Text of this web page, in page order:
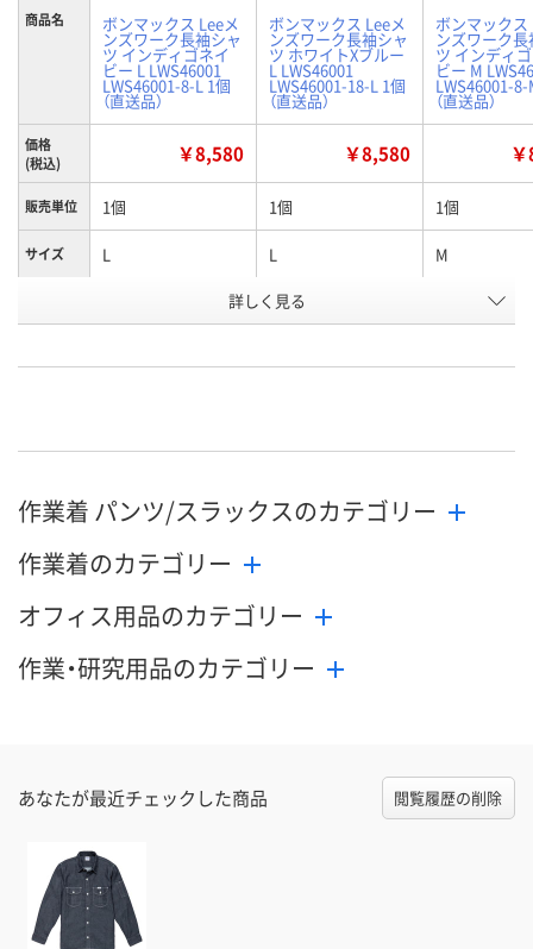
商品名 ボンマックス Leeメ
ンズワーク長袖シャ
ツ インディゴネイ
ビー L LWS46001
LWS46001-8-L 1個
（直送品）
ボンマックス Leeメ
ンズワーク長袖シャ
ツ ホワイトXブルー
L LWS46001
LWS46001-18-L 1個
（直送品）
ボンマックス
ンズワーク
ツ インディ
ビー M
LWS46001-
（直送品）
価格
(税込)
￥8,580 ￥8,580
販売単位 1個 1個 1個
サイズ L L M
インディゴネイビー ホワイト×ブルー インディゴ
号
お届け日 8月24日（月）まで 8月24日（月）まで 8月24日（月）
数量
カゴへ
数量 数量
詳しく見る
作業着 パンツ/スラックスのカテゴリー
作業着のカテゴリー
オフィス用品のカテゴリー
作業・研究用品のカテゴリー
あなたが最近チェックした商品 閲覧履歴の削除